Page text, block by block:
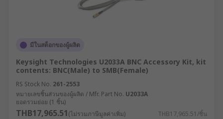
มีในสต็อกของผู้ผลิต
Keysight Technologies U2033A BNC Accessory Kit, kit
contents: BNC(Male) to SMB(Female)
RS Stock No. 261-2553
หมายเลขชิ้นส่วนของผู้ผลิต / Mfr. Part No. U2033A
ยอดรวมย่อย (1 ชิ้น)
THB17,965.51(ไม่รวมภาษีมูลค่าเพิ่ม) THB17,965.51/ชิ้น